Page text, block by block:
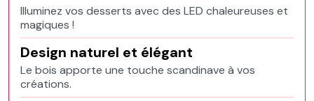
Illuminez vos desserts avec des LED chaleureuses et
magiques !
Design naturel et élégant
Le bois apporte une touche scandinave à vos
créations.